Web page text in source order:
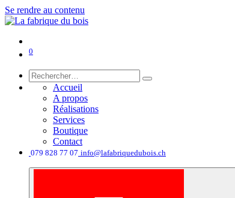
Se rendre au contenu
0
Accueil
A propos
Réalisations
Services
Boutique
Contact
079 828 77 07 info@lafabriquedubois.ch